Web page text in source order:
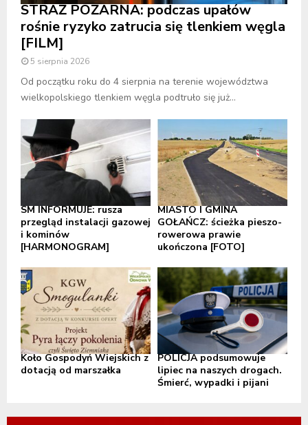
STRAŻ POŻARNA: podczas upałów
rośnie ryzyko zatrucia się tlenkiem węgla
[FILM]
5 sierpnia 2026
Od początku roku do 4 sierpnia na terenie województwa
wielkopolskiego tlenkiem węgla podtruło się już...
SM INFORMUJE: rusza
przegląd instalacji gazowej
i kominów
[HARMONOGRAM]
MIASTO I GMINA
GOŁAŃCZ: ścieżka pieszo-
rowerowa prawie
ukończona [FOTO]
Koło Gospodyń Wiejskich z
dotacją od marszałka
POLICJA podsumowuje
lipiec na naszych drogach.
Śmierć, wypadki i pijani